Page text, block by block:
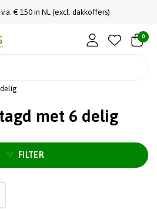
€ 150 in NL (excl. dakkoffers)
0
met 6 delig
FILTER